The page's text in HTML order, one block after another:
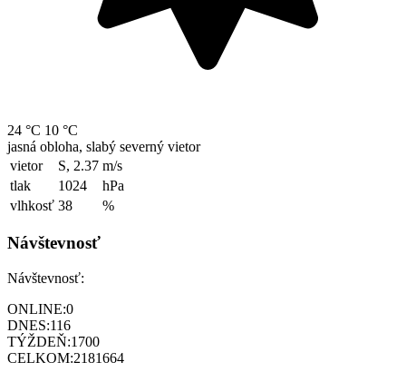
24 °C 10 °C
jasná obloha, slabý severný vietor
vietor
S, 2.37 m/s
tlak
1024
hPa
vlhkosť 38 %
Návštevnosť
Návštevnosť:
ONLINE:0
DNES:116
TÝŽDEŇ:1700
CELKOM:2181664